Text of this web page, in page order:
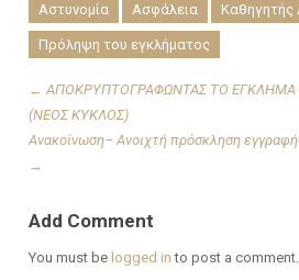
Αστυνομία Ασφάλεια
Πρόληψη του εγκλήματος
← ΑΠΟΚΡΥΠΤΟΓΡΑΦΩΝΤΑΣ ΤΟ ΕΓΚΛΗΜΑ
(ΝΕΟΣ ΚΥΚΛΟΣ)
Ανακοίνωση– Ανοιχτή πρόσκληση
→
Add Comment
You must be logged in to post a comment.